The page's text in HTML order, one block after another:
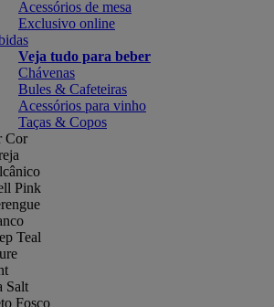
Acessórios de mesa
Exclusivo online
Veja tudo para beber
Chávenas
Bules & Cafeteiras
Acessórios para vinho
Taças & Copos
Cor
Pink
Teal
Salt
Fosco